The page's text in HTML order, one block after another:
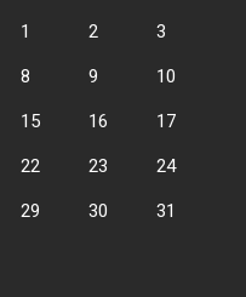
1 2 3
8 9 10
15 16 17
22 23 24
29 30 31